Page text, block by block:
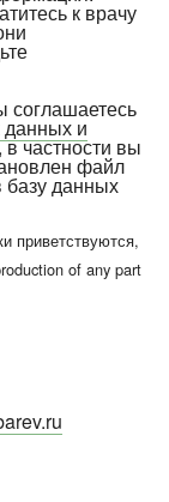
к врачу
соглашаетесь
данных и
в частности вы
файл
базу данных
приветствуются,
of any part